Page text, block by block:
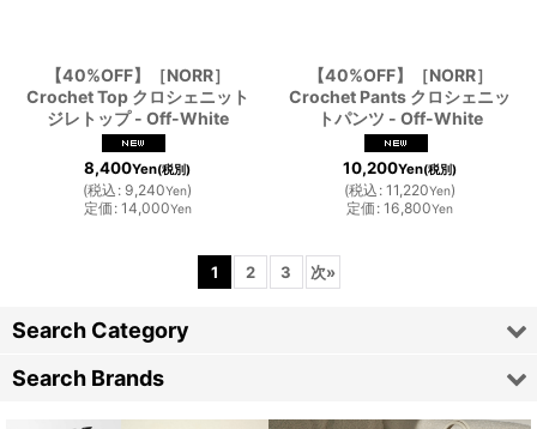
【40%OFF】［NORR］
Crochet Top クロシェニット
ジレトップ - Off-White
8,400Yen(税別)
(税込 : 9,240Yen)
定価 : 14,000Yen
【40%OFF】［NORR］
Crochet Pants クロシェニッ
トパンツ - Off-White
10,200Yen(税別)
(税込 : 11,220Yen)
定価 : 16,800Yen
1 2 3 次»
Search Category
TOPS／トップス類
Search Brands